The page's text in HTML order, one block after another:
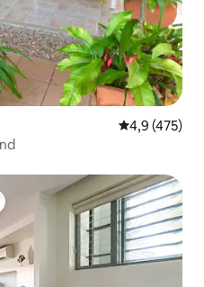
Priemerné
4,9 (475)